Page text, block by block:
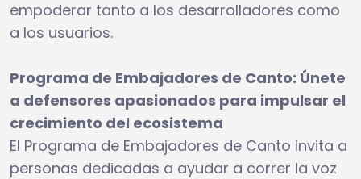
empoderar tanto a los desarrolladores como
a los usuarios.
Programa de Embajadores de Canto: Únete
a defensores apasionados para impulsar el
crecimiento del ecosistema
El Programa de Embajadores de Canto invita a
personas dedicadas a ayudar a correr la voz